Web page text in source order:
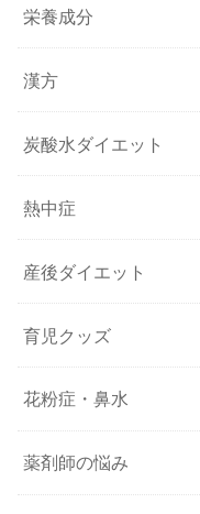
栄養成分
漢方
炭酸水ダイエット
熱中症
産後ダイエット
育児クッズ
花粉症・鼻水
薬剤師の悩み